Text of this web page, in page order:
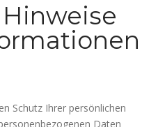
Schutz Ihrer persönlichen
Daten